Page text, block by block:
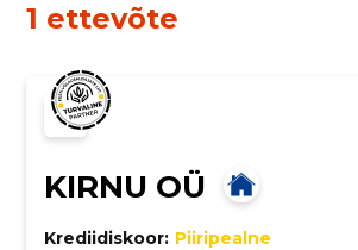
1 ettevõte
KIRNU OÜ
Krediidiskoor: Piiripealne